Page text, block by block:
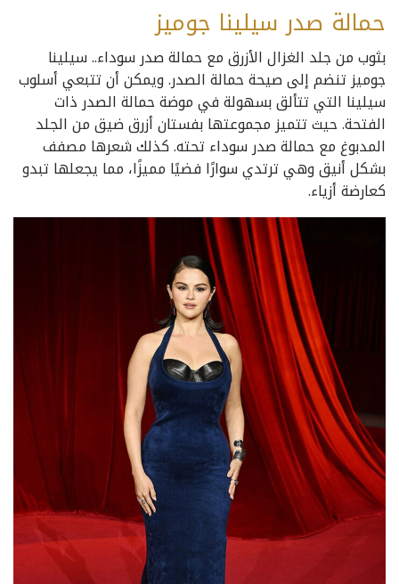
حمالة صدر سيلينا جوميز
بثوب من جلد الغزال الأزرق مع حمالة صدر سوداء.. سيلينا
جوميز تنضم إلى صيحة حمالة الصدر. ويمكن أن تتبعي أسلوب
سيلينا التي تتألق بسهولة في موضة حمالة الصدر ذات
الفتحة. حيث تتميز مجموعتها بفستان أزرق ضيق من الجلد
المدبوغ مع حمالة صدر سوداء تحته. كذلك شعرها مصفف
بشكل أنيق وهي ترتدي سوارًا فضيًا مميزًا، مما يجعلها تبدو
كعارضة أزياء.